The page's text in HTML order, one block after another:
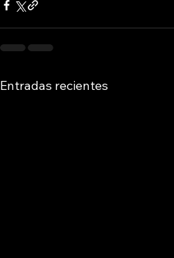
Entradas recientes